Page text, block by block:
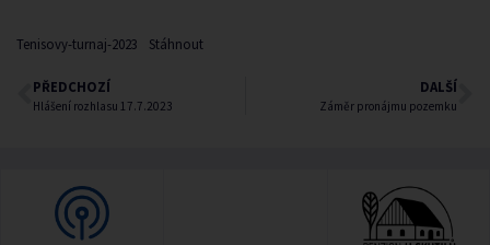
Tenisovy-turnaj-2023 Stáhnout
PŘEDCHOZÍ
Hlášení rozhlasu 17.7.2023
DALŠÍ
Záměr pronájmu pozemku